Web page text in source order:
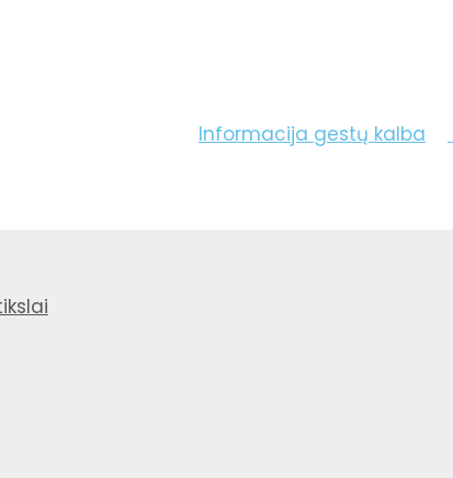
Informacija gestų kalba